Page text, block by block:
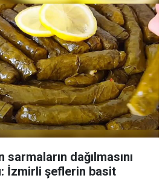
dağılmasını
İzmirli şeflerin basit